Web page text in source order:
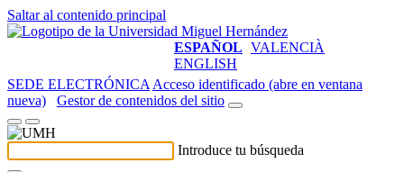
Saltar al contenido principal
ESPAÑOL VALENCIÀ
ENGLISH
SEDE ELECTRÓNICA Acceso identificado (abre en ventana
nueva)
Gestor de contenidos del sitio
Introduce tu búsqueda